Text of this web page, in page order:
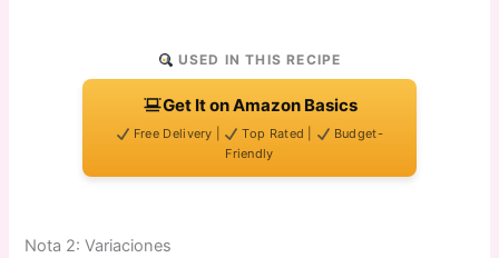
USED IN THIS RECIPE
Get It on Amazon Basics
Free Delivery | Top Rated |
Budget-
Friendly
Nota 2: Variaciones